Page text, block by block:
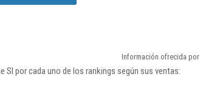
Información ofrecida por
por cada uno de los rankings según sus ventas: